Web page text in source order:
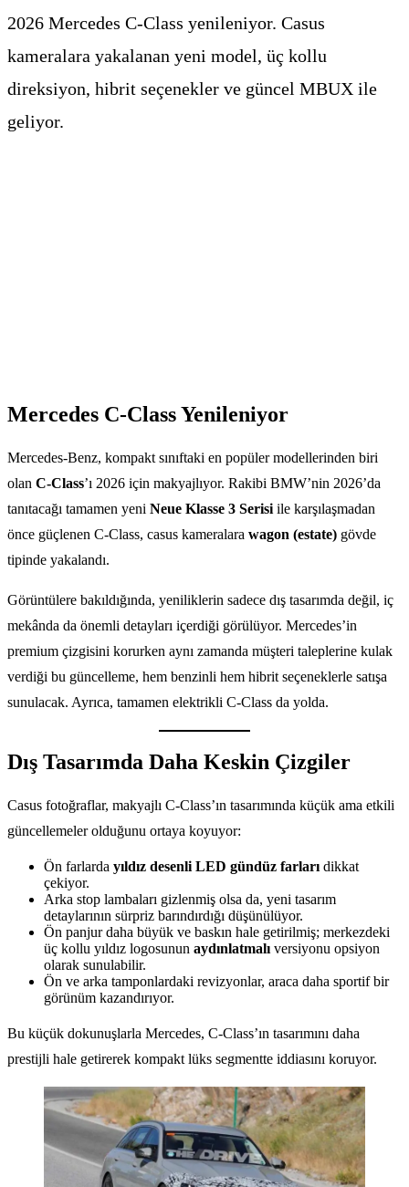
2026 Mercedes C-Class yenileniyor. Casus
kameralara yakalanan yeni model, üç kollu
direksiyon, hibrit seçenekler ve güncel MBUX ile
geliyor.
Mercedes C-Class Yenileniyor
Mercedes-Benz, kompakt sınıftaki en popüler modellerinden biri
olan C-Class’ı 2026 için makyajlıyor. Rakibi BMW’nin 2026’da
tanıtacağı tamamen yeni Neue Klasse 3 Serisi ile karşılaşmadan
önce güçlenen C-Class, casus kameralara wagon (estate) gövde
tipinde yakalandı.
Görüntülere bakıldığında, yeniliklerin sadece dış tasarımda değil, iç
mekânda da önemli detayları içerdiği görülüyor. Mercedes’in
premium çizgisini korurken aynı zamanda müşteri taleplerine kulak
verdiği bu güncelleme, hem benzinli hem hibrit seçeneklerle satışa
sunulacak. Ayrıca, tamamen elektrikli C-Class da yolda.
Dış Tasarımda Daha Keskin Çizgiler
Casus fotoğraflar, makyajlı C-Class’ın tasarımında küçük ama etkili
güncellemeler olduğunu ortaya koyuyor:
Ön farlarda yıldız desenli LED gündüz farları dikkat
çekiyor.
Arka stop lambaları gizlenmiş olsa da, yeni tasarım
detaylarının sürpriz barındırdığı düşünülüyor.
Ön panjur daha büyük ve baskın hale getirilmiş; merkezdeki
üç kollu yıldız logosunun aydınlatmalı versiyonu opsiyon
olarak sunulabilir.
Ön ve arka tamponlardaki revizyonlar, araca daha sportif bir
görünüm kazandırıyor.
Bu küçük dokunuşlarla Mercedes, C-Class’ın tasarımını daha
prestijli hale getirerek kompakt lüks segmentte iddiasını koruyor.